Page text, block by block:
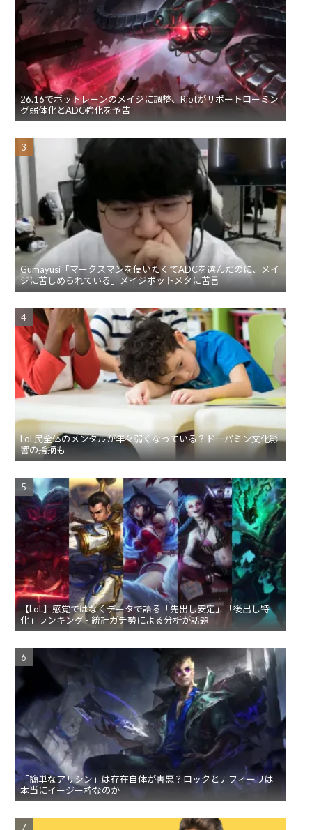
26.16でボットレーンのメイジに調整、Riotがサポートローミン
グ弱体化とADC強化を予告
Gumayusi「マークスマンを使いたくてADCを選んだのに、メイ
ジに苦しめられている」メイジボットメタに苦言
LoL民全体のメンタルが年々弱くなっている？ドーパミン文化影
響の指摘も
【LoL】感覚ではなくデータで語る「先出し安定」「後出し特
化」ランキング - 統計ガチ勢による分析が話題
「簡単なアサシン」は存在自体が害悪？ロックとナフィーリは
本当にイージー枠なのか